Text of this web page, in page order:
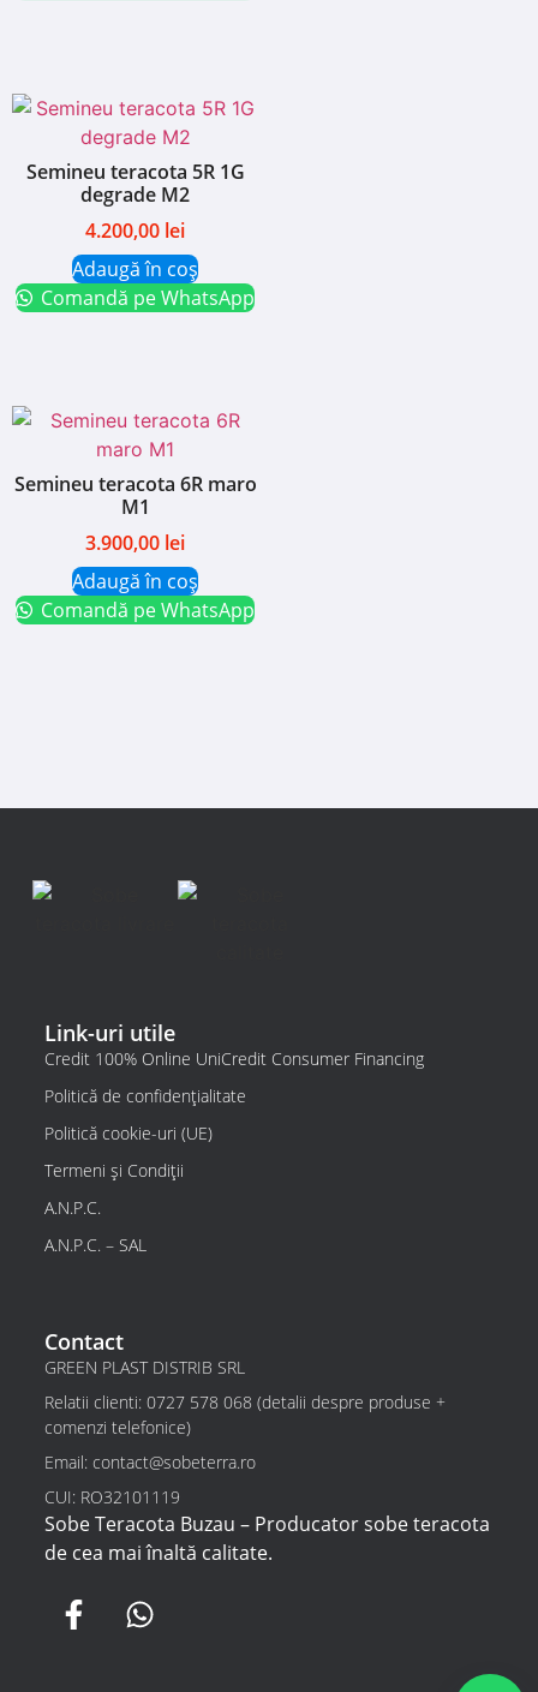
Semineu teracota 5R 1G
degrade M2
4.200,00 lei
Adaugă în coș
Comandă pe WhatsApp
Semineu teracota 6R maro
M1
3.900,00 lei
Adaugă în coș
Comandă pe WhatsApp
Link-uri utile
Credit 100% Online UniCredit Consumer Financing
Politică de confidențialitate
Politică cookie-uri (UE)
Termeni și Condiții
A.N.P.C.
A.N.P.C. – SAL
Contact
GREEN PLAST DISTRIB SRL
Relatii clienti: 0727 578 068 (detalii despre produse +
comenzi telefonice)
Email: contact@sobeterra.ro
CUI: RO32101119
Sobe Teracota Buzau – Producator sobe teracota
de cea mai înaltă calitate.